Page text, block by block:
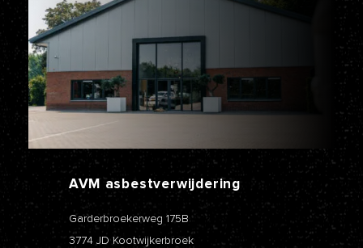
AVM asbestverwijdering
Garderbroekerweg 175B
3774 JD Kootwijkerbroek